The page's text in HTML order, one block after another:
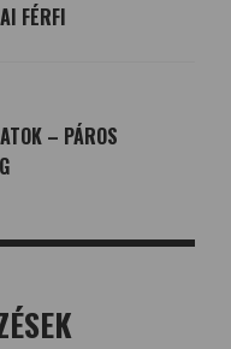
FÉRFI
– PÁROS